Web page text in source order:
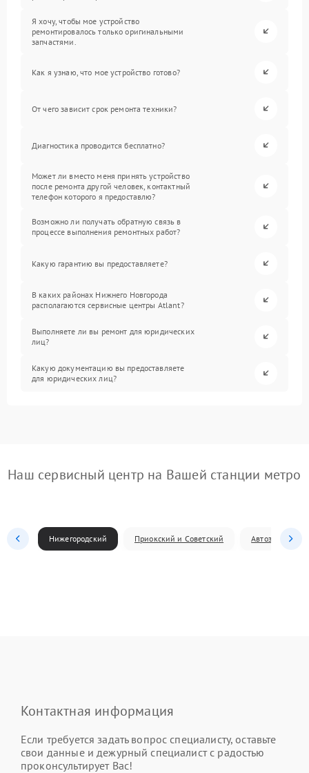
Я хочу, чтобы мое устройство
ремонтировалось только оригинальными
запчастями.
Как я узнаю, что мое устройство готово?
От чего зависит срок ремонта техники?
Диагностика проводится бесплатно?
Может ли вместо меня принять устройство
после ремонта другой человек, контактный
телефон которого я предоставлю?
Возможно ли получать обратную связь в
процессе выполнения ремонтных работ?
Какую гарантию вы предоставляете?
В каких районах Нижнего Новгорода
располагаются сервисные центры Atlant?
Выполняете ли вы ремонт для юридических
лиц?
Какую документацию вы предоставляете
для юридических лиц?
Наш сервисный центр на Вашей станции метро
Нижегородский Приокский и Советский Автозаводский
Контактная информация
Если требуется задать вопрос специалисту, оставьте
свои данные и дежурный специалист с радостью
проконсультирует Вас!